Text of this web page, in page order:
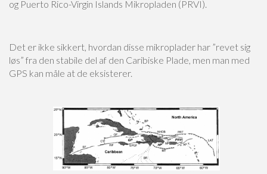
og Puerto Rico-Virgin Islands Mikropladen (PRVI).
Det er ikke sikkert, hvordan disse mikroplader har ”revet sig
løs” fra den stabile del af den Caribiske Plade, men man med
GPS kan måle at de eksisterer.